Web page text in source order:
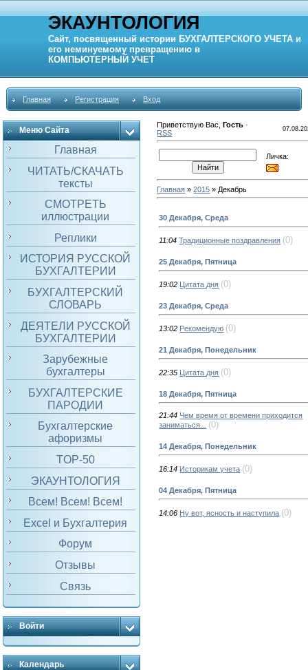
ЭКАУНТОЛОГИЯ
Сайт, посвященный истории БУХГАЛТЕРСКОГО УЧЕТА и
его неминуемому превращению в
КОМПЬЮТЕРНЫЙ УЧЕТ
Главная Регистрация Вход
Меню Сайта
Главная
ЧИТАТЬ/СКАЧАТЬ
тексты
СМОТРЕТЬ
иллюстрации
Реплики
ИСТОРИЯ РУССКОЙ
БУХГАЛТЕРИИ
БУХГАЛТЕРСКИЙ
СЛОВАРЬ
ДЕЯТЕЛИ РУССКОЙ
БУХГАЛТЕРИИ
Зарубежные
бухгалтеры
БУХГАЛТЕРСКИЕ
ПАРОДИИ
Бухгалтерские
афоризмы
TOP-50
ЭКАУНТОЛОГИЯ
Всем! Всем! Всем!
Excel и Бухгалтерия
Форум
Отзывы
Связь
Войти
Календарь
Приветствую Вас ,Гость ·
RSS
Личка:
Главная »2015 » Декабрь
30 Декабря, Среда
11:04 Традиционные поздравления (0)
25 Декабря, Пятница
19:02 Цитата дня (0)
23 Декабря, Среда
13:02 Рекомендую (0)
21 Декабря, Понедельник
22:35 Цитата дня (0)
18 Декабря, Пятница
21:44 Чем время от времени приходится
заниматься...
(0)
14 Декабря, Понедельник
16:14 Историкам учета (0)
04 Декабря, Пятница
14:06 Ну вот, ясность и наступила (0)